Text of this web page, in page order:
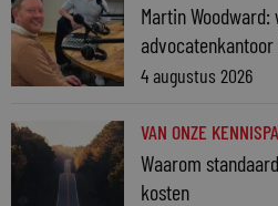
Martin
4 augustus 2026
VAN ONZE
Waarom
kosten